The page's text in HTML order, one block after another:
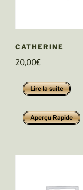
CATHERINE
20,00€
Lire la suite
Aperçu Rapide